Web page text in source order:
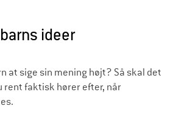
ideer
at sige sin mening højt? Så skal det
rent faktisk hører efter, når